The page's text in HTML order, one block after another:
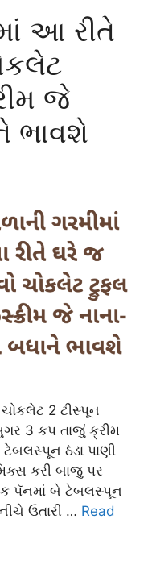
આ રીતે
જે
ભાવશે
ચોકલેટ 2 ટીસ્પૂન
3 કપ તાજું ક્રીમ
ઠંડા પાણી
કરી બાજુ પર
પૅનમાં બે ટેબલસ્પૂન
ઉતારી … Read